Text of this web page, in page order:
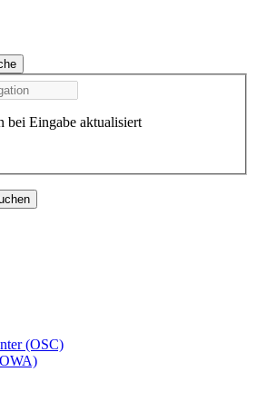
bei Eingabe aktualisiert
(OSC)